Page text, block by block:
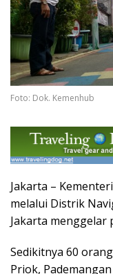
Foto: Dok. Kemenhub
Jakarta –
melalui Distrik
Jakarta menggelar
Sedikitnya 60
Priok,